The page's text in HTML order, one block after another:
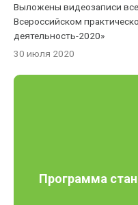
Выложены видеозаписи
Всероссийском
деятельность-2020»
30 июля 2020
Программа